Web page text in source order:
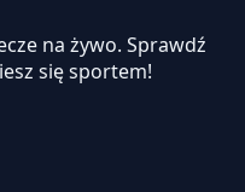
na żywo. Sprawdź
się sportem!